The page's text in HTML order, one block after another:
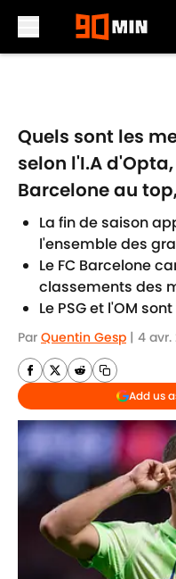
Quels sont les
selon l'I.A d'Opta,
Barcelone au
La fin de saison
l'ensemble des
Le FC Barcelone
classements des
Le PSG et l'OM
Par Quentin Gesp | 4 avr.
Add us